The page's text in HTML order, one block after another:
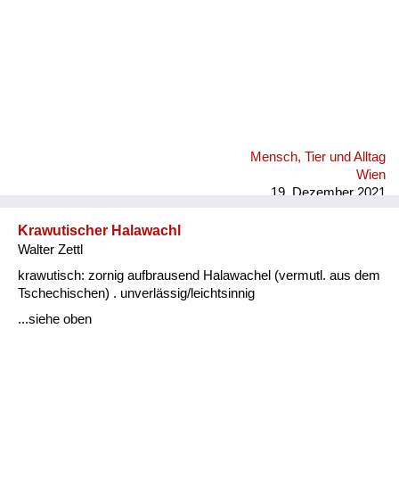
Mensch, Tier und Alltag
Wien
19. Dezember 2021
Krawutischer Halawachl
Walter Zettl
krawutisch: zornig aufbrausend Halawachel (vermutl. aus dem
Tschechischen) . unverlässig/leichtsinnig
...siehe oben